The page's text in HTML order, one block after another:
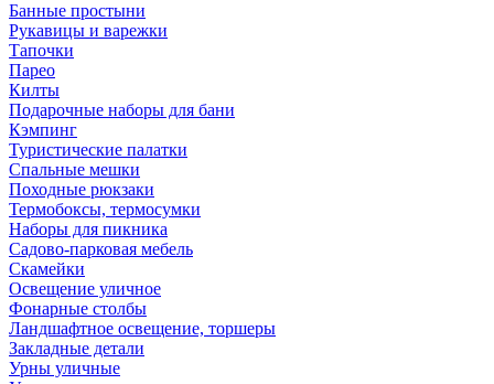
Банные простыни
Рукавицы и варежки
Тапочки
Парео
Килты
Подарочные наборы для бани
Кэмпинг
Туристические палатки
Спальные мешки
Походные рюкзаки
Термобоксы, термосумки
Наборы для пикника
Садово-парковая мебель
Скамейки
Освещение уличное
Фонарные столбы
Ландшафтное освещение, торшеры
Закладные детали
Урны уличные